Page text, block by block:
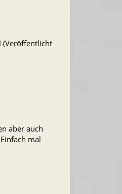
(Veröffentlicht
aber auch
mal